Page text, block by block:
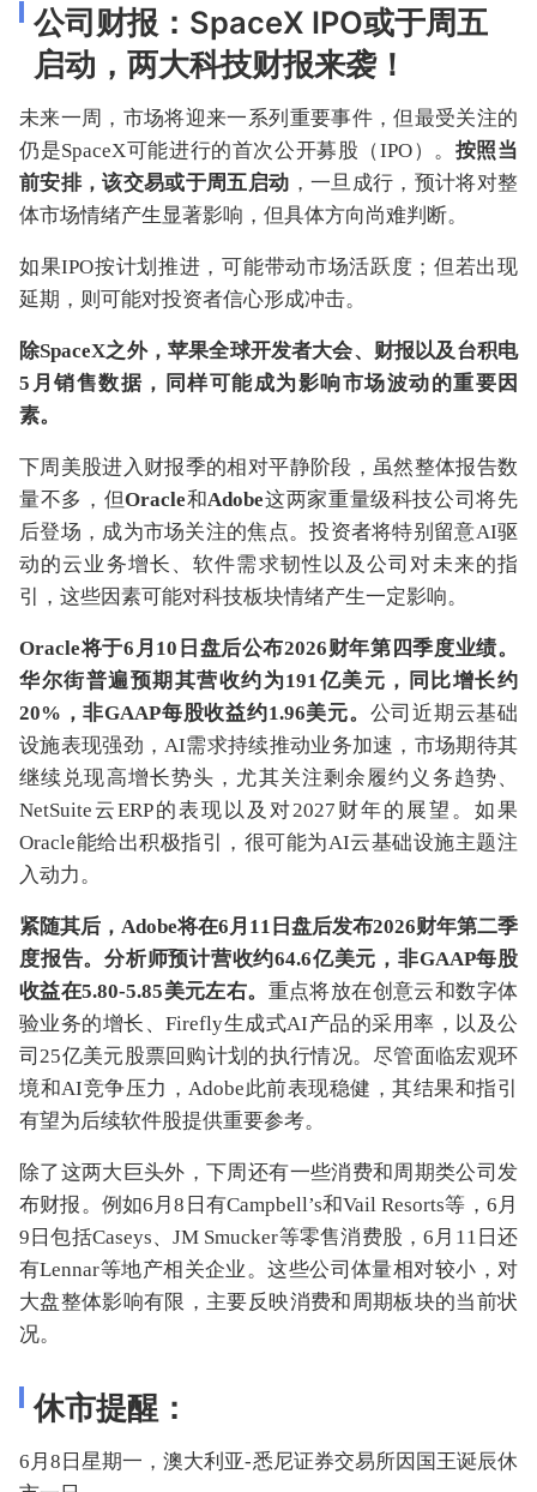
公司财报：SpaceX IPO或于周五
启动，两大科技财报来袭！
未来一周，市场将迎来一系列重要事件，但最受关注的
仍是SpaceX可能进行的首次公开募股（IPO）。 按照当
前安排，该交易或于周五启动 ，一旦成行，预计将对整
体市场情绪产生显著影响，但具体方向尚难判断。
如果IPO按计划推进，可能带动市场活跃度；但若出现
延期，则可能对投资者信心形成冲击。
除SpaceX之外，苹果全球开发者大会、财报以及台积电
5月销售数据，同样可能成为影响市场波动的重要因
素。
下周美股进入财报季的相对平静阶段，虽然整体报告数
量不多，但Oracle和Adobe这两家重量级科技公司将先
后登场，成为市场关注的焦点。投资者将特别留意AI驱
动的云业务增长、软件需求韧性以及公司对未来的指
引，这些因素可能对科技板块情绪产生一定影响。
Oracle将于6月10日盘后公布2026财年第四季度业绩。
华尔街普遍预期其营收约为191亿美元，同比增长约
20%，非GAAP每股收益约1.96美元。 公司近期云基础
设施表现强劲，AI需求持续推动业务加速，市场期待其
继续兑现高增长势头，尤其关注剩余履约义务趋势、
NetSuite云ERP的表现以及对2027财年的展望。如果
Oracle能给出积极指引，很可能为AI云基础设施主题注
入动力。
紧随其后，Adobe将在6月11日盘后发布2026财年第二季
度报告。分析师预计营收约64.6亿美元，非GAAP每股
收益在5.80-5.85美元左右。 重点将放在创意云和数字体
验业务的增长、Firefly生成式AI产品的采用率，以及公
司25亿美元股票回购计划的执行情况。尽管面临宏观环
境和AI竞争压力，Adobe此前表现稳健，其结果和指引
有望为后续软件股提供重要参考。
除了这两大巨头外，下周还有一些消费和周期类公司发
布财报。例如6月8日有Campbell’s和Vail Resorts等，6月
9日包括Caseys、JM Smucker等零售消费股，6月11日还
有Lennar等地产相关企业。这些公司体量相对较小，对
大盘整体影响有限，主要反映消费和周期板块的当前状
况。
休市提醒：
6月8日星期一，澳大利亚-悉尼证券交易所因国王诞辰休